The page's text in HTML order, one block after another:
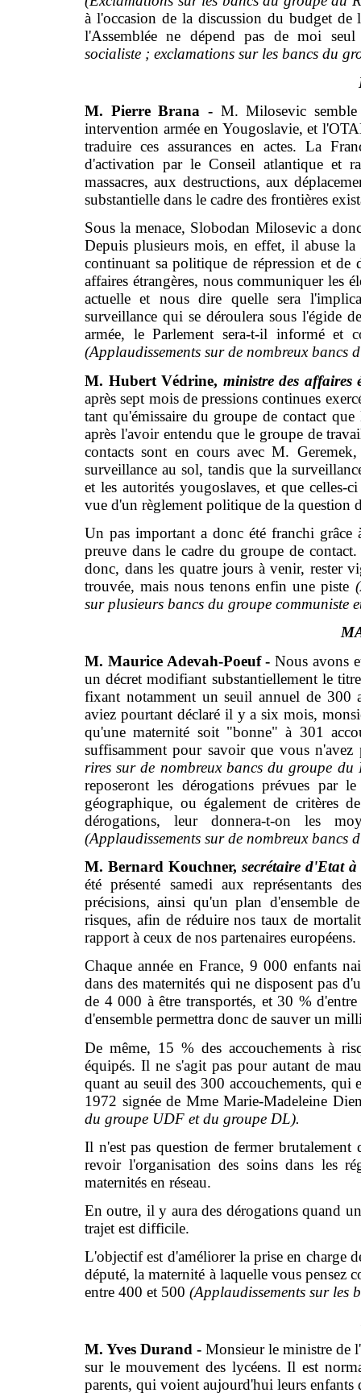
à l'occasion de la discussion du budget
l'Assemblée ne dépend pas de moi
socialiste ; exclamations sur les bancs du
M. Pierre Brana - M. Milosevic semble
intervention armée en Yougoslavie, et
traduire ces assurances en actes. La
d'activation par le Conseil atlantique et
massacres, aux destructions, aux
substantielle dans le cadre des frontières
Sous la menace, Slobodan Milosevic a
Depuis plusieurs mois, en effet, il abuse la
continuant sa politique de répression et
affaires étrangères, nous communiquer les
actuelle et nous dire quelle sera
surveillance qui se déroulera sous l'égide
armée, le Parlement sera-t-il informé et
(Applaudissements sur de nombreux bancs
M. Hubert Védrine, ministre des affaires
après sept mois de pressions continues
tant qu'émissaire du groupe de contact
après l'avoir entendu que le groupe de
contacts sont en cours avec M.
surveillance au sol, tandis que la
et les autorités yougoslaves, et que celles-
vue d'un règlement politique de la question
Un pas important a donc été franchi
preuve dans le cadre du groupe de
donc, dans les quatre jours à venir, rester
trouvée, mais nous tenons enfin une piste
sur plusieurs bancs du groupe communiste
M. Maurice Adevah-Poeuf - Nous avons
un décret modifiant substantiellement le
fixant notamment un seuil annuel de 300
aviez pourtant déclaré il y a six mois,
qu'une maternité soit "bonne" à 301
suffisamment pour savoir que vous n'avez
rires sur de nombreux bancs du groupe du
reposeront les dérogations prévues par
géographique, ou également de critères
dérogations, leur donnera-t-on les
(Applaudissements sur de nombreux bancs
M. Bernard Kouchner, secrétaire d'Etat
été présenté samedi aux représentants
précisions, ainsi qu'un plan d'ensemble
risques, afin de réduire nos taux de
rapport à ceux de nos partenaires européens.
Chaque année en France, 9 000 enfants
dans des maternités qui ne disposent pas
de 4 000 à être transportés, et 30 %
d'ensemble permettra donc de sauver un
De même, 15 % des accouchements à
équipés. Il ne s'agit pas pour autant de
quant au seuil des 300 accouchements,
1972 signée de Mme Marie-Madeleine
du groupe UDF et du groupe DL).
Il n'est pas question de fermer
revoir l'organisation des soins dans les
maternités en réseau.
En outre, il y aura des dérogations quand
trajet est difficile.
L'objectif est d'améliorer la prise en charge
député, la maternité à laquelle vous pensez
entre 400 et 500 (Applaudissements sur les
M. Yves Durand -Monsieur le ministre de
sur le mouvement des lycéens. Il est
parents, qui voient aujourd'hui leurs enfants